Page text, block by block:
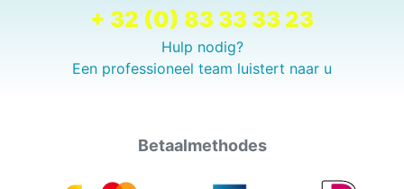
+ 32 (0) 83 33 33 23
Hulp nodig?
Een professioneel team luistert naar u
Betaalmethodes